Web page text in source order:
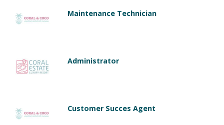
Maintenance Technician
Administrator
Customer Succes Agent